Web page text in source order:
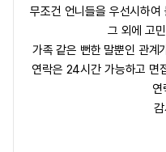
무조건 언니들을 우선시하
그 외에 고
가족 같은 뻔한 말뿐인 관계
연락은 24시간 가능하고 면
연